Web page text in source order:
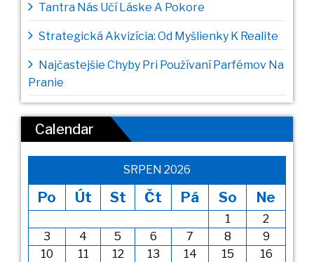
Tantra Nás Učí Láske A Pokore
Strategická Akvizícia: Od Myšlienky K Realite
Najčastejšie Chyby Pri Používaní Parfémov Na
Pranie
Calendar
SRPEN 2026
Po Út St Čt Pá So Ne
1
2
3
4 5 6 7 8
9
10
11 12 13 14 15
16